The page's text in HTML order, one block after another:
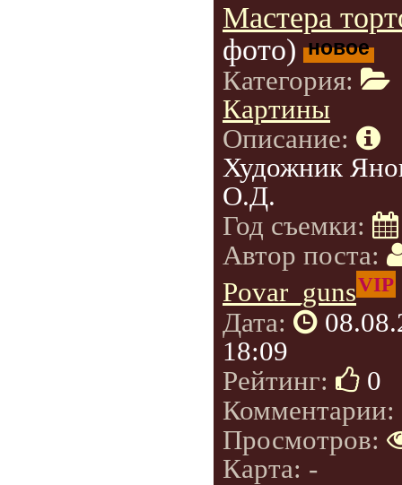
Мастера
фото) новое
Категория:
Картины
Описание:
Художник
О.Д.
Год съемки:
Автор поста:
Povar_gunsVIP
Дата:
18:09
Рейтинг:
0
Комментарии:
Просмотров:
Карта: -